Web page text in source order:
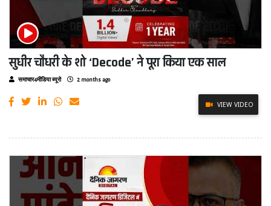
सुधीर चौधरी के शो ‘Decode’ ने पूरा किया एक साल
समाचार4मीडिया ब्यूरो 2 months ago
VIEW VIDEO